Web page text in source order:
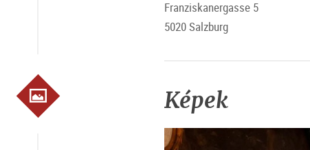
Franziskanergasse 5
5020 Salzburg
Képek